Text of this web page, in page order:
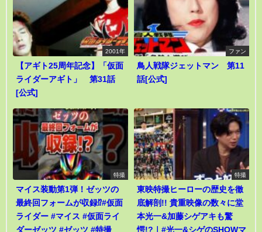
2001年
【アギト25周年記念】「仮面
ライダーアギト」 第31話
[公式]
ファン
鳥人戦隊ジェットマン 第11
話[公式]
特撮
マイス装動第1弾！ゼッツの
最終回フォームが収録⁉︎#仮面
ライダー #マイス #仮面ライ
ダーゼッツ #ゼッツ #特撮
特撮
東映特撮ヒーローの歴史を徹
底解剖!! 貴重映像の数々に堂
本光一&加藤シゲアキも驚
愕!?｜#光一&シゲのSHOWマ